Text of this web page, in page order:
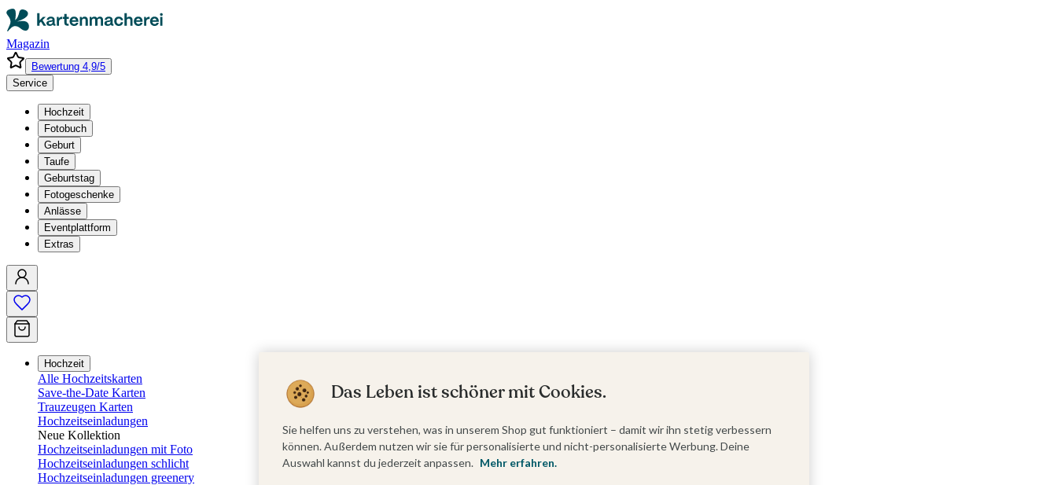
Magazin
Bewertung 4,9/5
Service
Hochzeit
Fotobuch
Geburt
Taufe
Geburtstag
Fotogeschenke
Anlässe
Eventplattform
Extras
Hochzeit
Alle Hochzeitskarten
Save-the-Date Karten
Trauzeugen Karten
Hochzeitseinladungen
Neue Kollektion
Hochzeitseinladungen mit Foto
Hochzeitseinladungen schlicht
Hochzeitseinladungen greenery
Das Leben ist schöner mit Cookies.
Sie helfen uns zu verstehen, was in unserem Shop gut funktioniert – damit wir ihn stetig verbessern
können. Außerdem nutzen wir sie für personalisierte und nicht-personalisierte Werbung. Deine
Auswahl kannst du jederzeit anpassen. Mehr erfahren.